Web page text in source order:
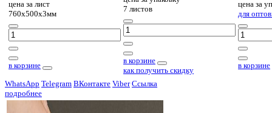
цена за лист
760х500х3мм
в корзине
7 листов
в корзине
как получить скидку
цена за
для
в корзине
WhatsApp Telegram ВКонтакте Viber Ссылка
подробнее